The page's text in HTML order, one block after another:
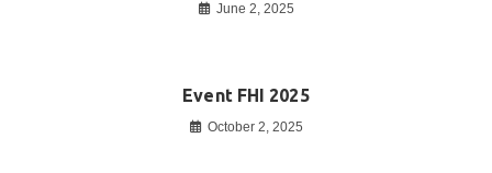
June 2, 2025
Event FHI 2025
October 2, 2025